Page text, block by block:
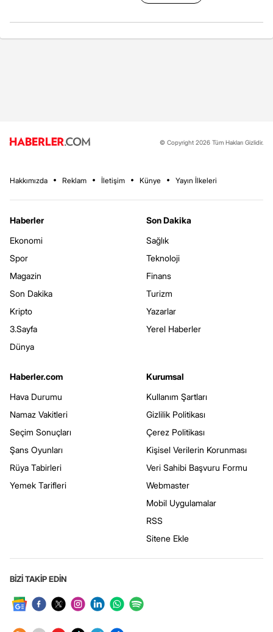
© Copyright 2026 Tüm Hakları Gizlidir.
Hakkımızda Reklam İletişim Künye Yayın İlkeleri
Haberler
Ekonomi
Spor
Magazin
Son Dakika
Kripto
3.Sayfa
Dünya
Son Dakika
Sağlık
Teknoloji
Finans
Turizm
Yazarlar
Yerel Haberler
Haberler.com
Hava Durumu
Namaz Vakitleri
Seçim Sonuçları
Şans Oyunları
Rüya Tabirleri
Yemek Tarifleri
Kurumsal
Kullanım Şartları
Gizlilik Politikası
Çerez Politikası
Kişisel Verilerin Korunması
Veri Sahibi Başvuru Formu
Webmaster
Mobil Uygulamalar
RSS
Sitene Ekle
BİZİ TAKİP EDİN